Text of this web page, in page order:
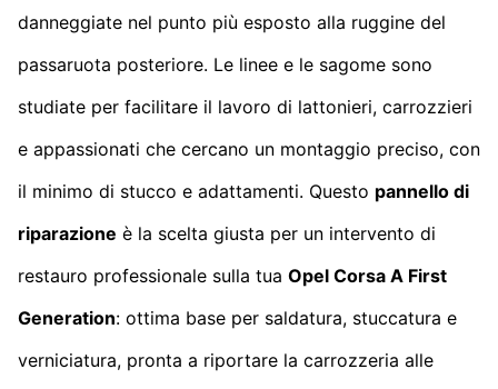
danneggiate nel punto più esposto alla ruggine del
passaruota posteriore. Le linee e le sagome sono
studiate per facilitare il lavoro di lattonieri, carrozzieri
e appassionati che cercano un montaggio preciso, con
il minimo di stucco e adattamenti. Questo pannello di
riparazione è la scelta giusta per un intervento di
restauro professionale sulla tua Opel Corsa A First
Generation: ottima base per saldatura, stuccatura e
verniciatura, pronta a riportare la carrozzeria alle